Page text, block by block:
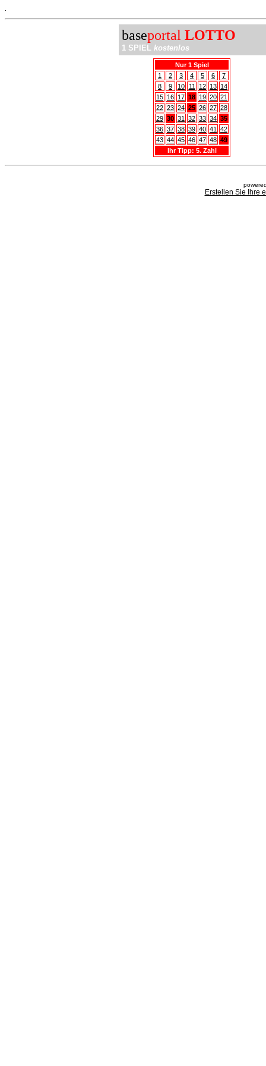
baseportal LOTTO
1 SPIEL kostenlos
Nur 1 Spiel
1
2 3 4 5 6
7
8
9 10 11 12 13 14
15 16 17 18 19 20 21
22 23 24 25 26 27 28
29 30 31 32 33 34 35
36 37 38 39 40 41
42
43 44 45 46 47 48 49
Ihr Tipp: 5. Zahl
Erstellen Sie Ihre